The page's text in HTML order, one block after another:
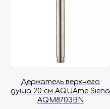
Держатель верхнего
душа 20 см AQUAme Siena
AQM8703BN